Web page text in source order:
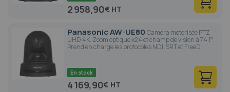
2 958,90€
Panasonic AW-UE80 Caméra motorisée PTZ
UHD 4K. Zoom optique x24 et champ de vision à 74,1°.
Prend en charge les protocoles NDI, SRT et FreeD.
En stock
4 169,90€